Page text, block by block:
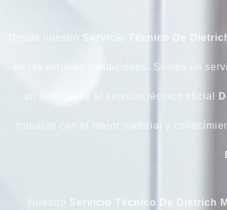
Desde nuestro Servicio Técnico De
en las mejores condiciones. Somos un
su alternativa al servicio técnico oficial
trabajan con el mejor material y
Nuestro Servicio Técnico De Dietrich